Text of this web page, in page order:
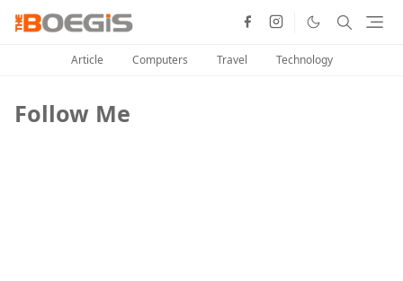
Article Computers Travel Technology
Follow Me